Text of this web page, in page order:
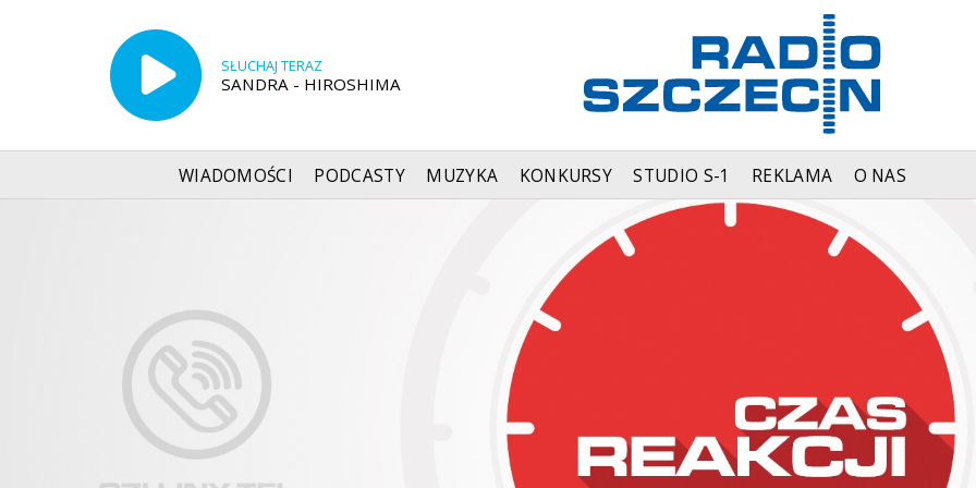
SŁUCHAJ TERAZ
SANDRA - HIROSHIMA
WIADOMOŚCI PODCASTY MUZYKA KONKURSY STUDIO S-1 REKLAMA O NAS